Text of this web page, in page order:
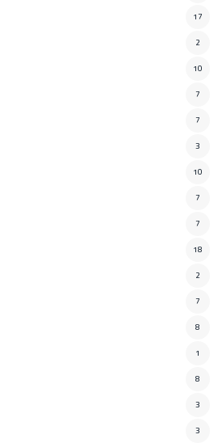
17
2
10
7
7
3
10
7
7
18
2
7
8
1
8
3
3